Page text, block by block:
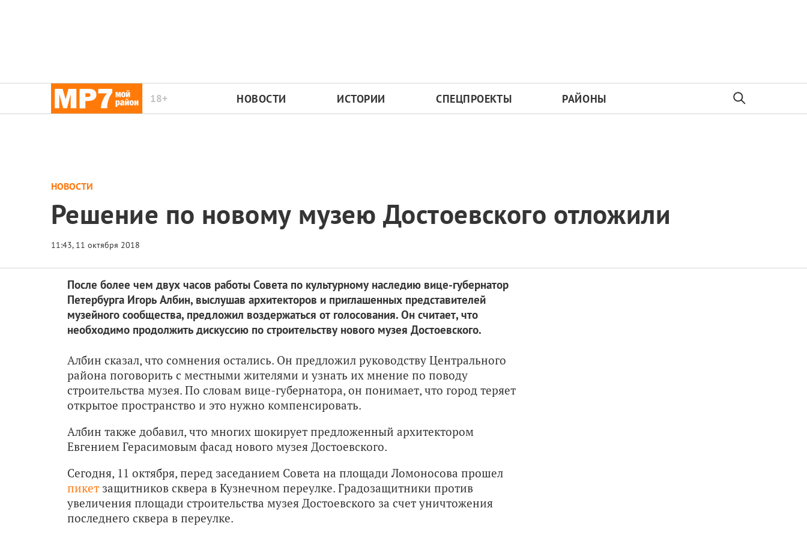
18+ НОВОСТИ ИСТОРИИ СПЕЦПРОЕКТЫ РАЙОНЫ
НОВОСТИ
Решение по новому музею Достоевского отложили
После более чем двух часов работы Совета по культурному наследию вице-губернатор
Петербурга Игорь Албин, выслушав архитекторов и приглашенных представителей
музейного сообщества, предложил воздержаться от голосования. Он считает, что
необходимо продолжить дискуссию по строительству нового музея Достоевского.
Албин сказал, что сомнения остались. Он предложил руководству Центрального
района поговорить с местными жителями и узнать их мнение по поводу
строительства музея. По словам вице-губернатора, он понимает, что город теряет
открытое пространство и это нужно компенсировать.
Албин также добавил, что многих шокирует предложенный архитектором
Евгением Герасимовым фасад нового музея Достоевского.
Сегодня, 11 октября, перед заседанием Совета на площади Ломоносова прошел
пикет защитников сквера в Кузнечном переулке. Градозащитники против
увеличения площади строительства музея Достоевского за счет уничтожения
последнего сквера в переулке.